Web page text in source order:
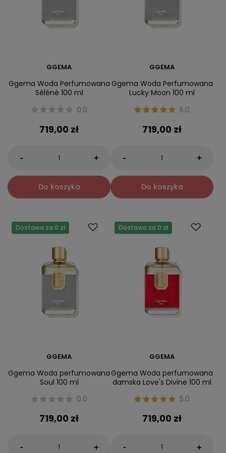
GGEMA
Ggema Woda Perfumowana
Séléné 100 ml
0.0
719,00 zł
- +
Do koszyka
GGEMA
Ggema Woda Perfumowana
Lucky Moon 100 ml
5.0
719,00 zł
- +
Do koszyka
Dostawa za 0 zł
GGEMA
Ggema Woda perfumowana
Soul 100 ml
0.0
719,00 zł
- +
Dostawa za 0 zł
GGEMA
Ggema Woda perfumowana
damska Love's Divine 100 ml
5.0
719,00 zł
- +